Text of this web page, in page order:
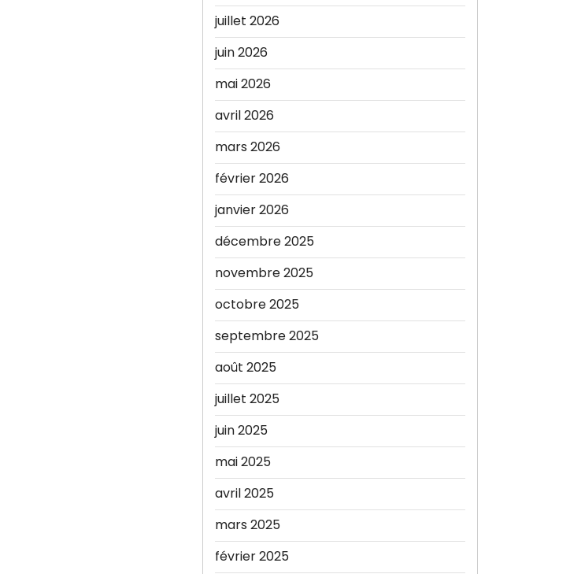
juillet 2026
juin 2026
mai 2026
avril 2026
mars 2026
février 2026
janvier 2026
décembre 2025
novembre 2025
octobre 2025
septembre 2025
août 2025
juillet 2025
juin 2025
mai 2025
avril 2025
mars 2025
février 2025